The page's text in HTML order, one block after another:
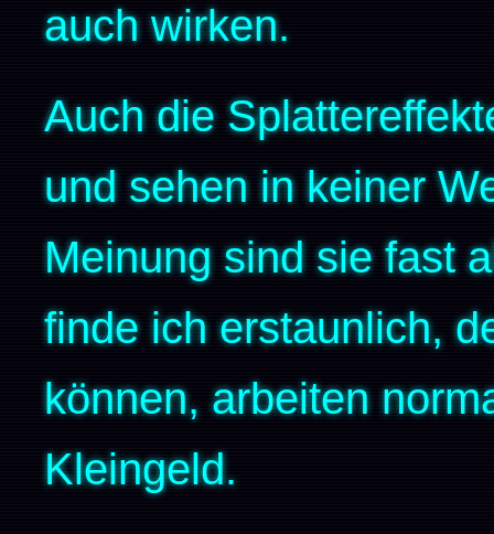
auch wirken.
Auch die
und sehen in keiner
Meinung sind sie fast
finde ich erstaunlich,
können, arbeiten
Kleingeld.